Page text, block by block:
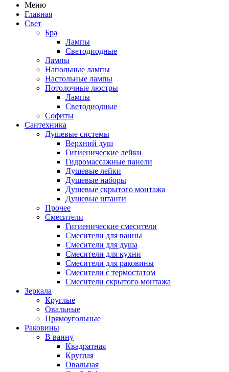
Меню
Главная
Свет
Бра
Лампы
Светодиодные
Лампы
Напольные лампы
Настольные лампы
Потолочные люстры
Лампы
Светодиодные
Софиты
Сантехника
Душевые системы
Верхний душ
Гигиенические лейки
Гидромассажные панели
Душевые лейки
Душевые наборы
Душевые скрытого монтажа
Душевые штанги
Прочее
Смесители
Гигиенические смесители
Смесители для ванны
Смесители для душа
Смесители для кухни
Смесители для раковины
Смесители с термостатом
Смесители скрытого монтажа
Зеркала
Круглые
Овальные
Прямоугольные
Раковины
В ванну
Квадратная
Круглая
Овальная